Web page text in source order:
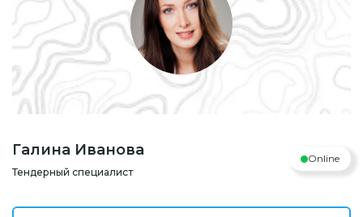
Галина Иванова
Тендерный специалист
Online